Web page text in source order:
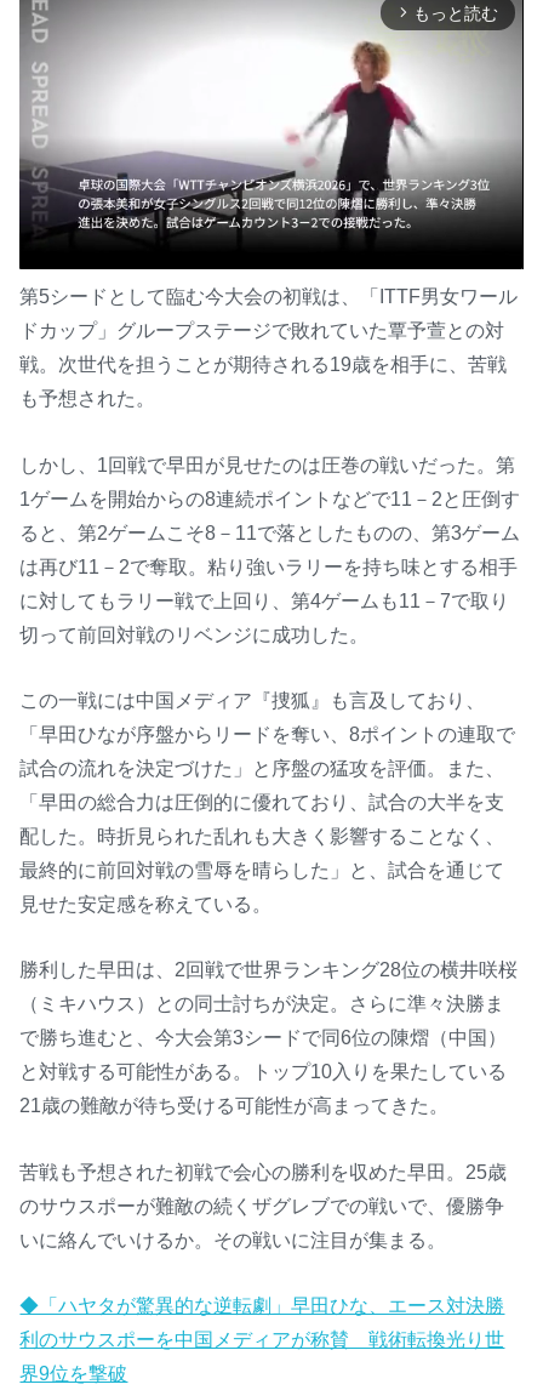
arrow_forward_ios もっと読む
M
u
第5シードとして臨む今大会の初戦は、「ITTF男女ワール
ドカップ」グループステージで敗れていた覃予萱との対
戦。次世代を担うことが期待される19歳を相手に、苦戦
も予想された。
しかし、1回戦で早田が見せたのは圧巻の戦いだった。第
1ゲームを開始からの8連続ポイントなどで11－2と圧倒す
ると、第2ゲームこそ8－11で落としたものの、第3ゲーム
は再び11－2で奪取。粘り強いラリーを持ち味とする相手
に対してもラリー戦で上回り、第4ゲームも11－7で取り
切って前回対戦のリベンジに成功した。
この一戦には中国メディア『捜狐』も言及しており、
「早田ひなが序盤からリードを奪い、8ポイントの連取で
試合の流れを決定づけた」と序盤の猛攻を評価。また、
「早田の総合力は圧倒的に優れており、試合の大半を支
配した。時折見られた乱れも大きく影響することなく、
最終的に前回対戦の雪辱を晴らした」と、試合を通じて
見せた安定感を称えている。
勝利した早田は、2回戦で世界ランキング28位の横井咲桜
（ミキハウス）との同士討ちが決定。さらに準々決勝ま
で勝ち進むと、今大会第3シードで同6位の陳熠（中国）
と対戦する可能性がある。トップ10入りを果たしている
21歳の難敵が待ち受ける可能性が高まってきた。
苦戦も予想された初戦で会心の勝利を収めた早田。25歳
のサウスポーが難敵の続くザグレブでの戦いで、優勝争
いに絡んでいけるか。その戦いに注目が集まる。
◆「ハヤタが驚異的な逆転劇」早田ひな、エース対決勝
利のサウスポーを中国メディアが称賛 戦術転換光り世
界9位を撃破